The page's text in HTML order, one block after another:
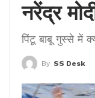
नरेंद्र
पिंटू बाबू गुस्से में
By SS Desk